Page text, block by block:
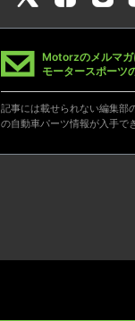
Motorzのメルマガ
モータースポーツ
記事には載せられない編集部
の自動車パーツ情報が入手で